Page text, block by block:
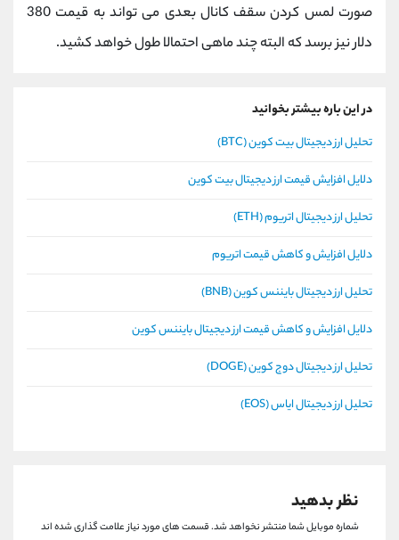
صورت لمس کردن سقف کانال بعدی می تواند به قیمت 380
دلار نیز برسد که البته چند ماهی احتمالا طول خواهد کشید.
در این باره بیشتر بخوانید
تحلیل ارز دیجیتال بیت کوین (BTC)
دلایل افزایش قیمت ارز دیجیتال بیت کوین
تحلیل ارز دیجیتال اتریوم (ETH)
دلایل افزایش و کاهش قیمت اتریوم
تحلیل ارز دیجیتال بایننس کوین (BNB)
دلایل افزایش و کاهش قیمت ارز دیجیتال بایننس کوین
تحلیل ارز دیجیتال دوج کوین (DOGE)
تحلیل ارز دیجیتال ایاس (EOS)
نظر بدهید
شماره موبایل شما منتشر نخواهد شد.قسمت های مورد نیاز علامت گذاری شده اند